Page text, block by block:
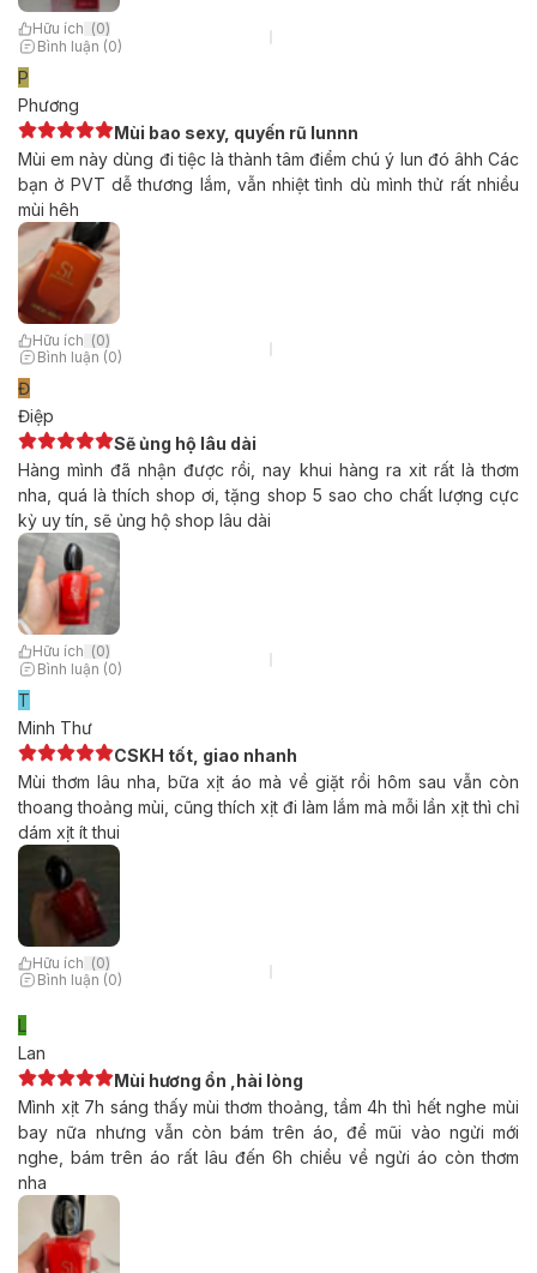
Hữu ích (0)
Bình luận (0)
P
Phương
Mùi bao sexy, quyến rũ lunnn
Mùi em này dùng đi tiệc là thành tâm điểm chú ý lun đó âhh Các
bạn ở PVT dễ thương lắm, vẫn nhiệt tình dù mình thử rất nhiều
mùi hêh
Hữu ích (0)
Bình luận (0)
Đ
Điệp
Sẽ ủng hộ lâu dài
Hàng mình đã nhận được rồi, nay khui hàng ra xit rất là thơm
nha, quá là thích shop ơi, tặng shop 5 sao cho chất lượng cực
kỳ uy tín, sẽ ủng hộ shop lâu dài
Hữu ích (0)
Bình luận (0)
T
Minh Thư
CSKH tốt, giao nhanh
Mùi thơm lâu nha, bữa xịt áo mà về giặt rồi hôm sau vẫn còn
thoang thoảng mùi, cũng thích xịt đi làm lắm mà mỗi lần xịt thì chỉ
dám xịt ít thui
Hữu ích (0)
Bình luận (0)
L
Lan
Mùi hương ổn ,hài lòng
Mình xịt 7h sáng thấy mùi thơm thoảng, tầm 4h thì hết nghe mùi
bay nữa nhưng vẫn còn bám trên áo, để mũi vào ngửi mới
nghe, bám trên áo rất lâu đến 6h chiều về ngửi áo còn thơm
nha